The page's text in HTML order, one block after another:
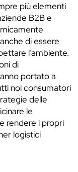
più elementi
B2B e
di essere
l’ambiente.
di
portato a
noi consumatori
delle
le
rendere i propri
logistici